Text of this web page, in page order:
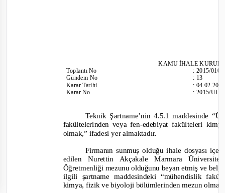
KAMU İHALE
ToplantıNo
Gündem No
Karar Tarihi
Karar No
:2015/010
: 13
:
:2015/
Teknik Şartname’nin 4.5.1 maddesinde
fakültelerinden veya fen-edebiyat fakülteleri
olmak,” ifadesi yer almaktadır.
Firmanın sunmuş olduğu ihale dosyası
edilen Nurettin Akçakale Marmara
Öğretmenliği mezunu olduğunu beyan etmiş ve
ilgili şartname maddesindeki “mühendislik
kimya, fizik ve biyoloji bölümlerinden mezun